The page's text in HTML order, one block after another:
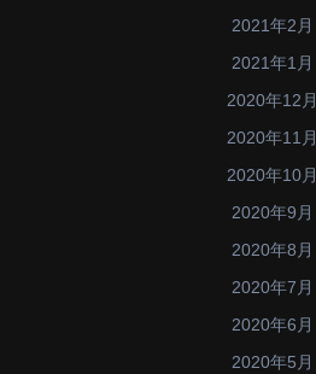
2021年2月
2021年1月
2020年12月
2020年11月
2020年10月
2020年9月
2020年8月
2020年7月
2020年6月
2020年5月